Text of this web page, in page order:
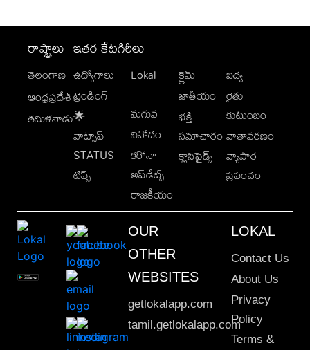
రాష్ట్రాలు
తెలంగాణ
ఆంధ్రప్రదేశ్
తమిళనాడు
ఇతర కేటగిరీలు
ఉద్యోగాలు
ట్రెండింగ్
🌟
వాట్సాప్
STATUS
టిప్స్
Lokal
-
మగువ
వినోదం
కరోనా
అప్‌డేట్స్
రాజకీయం
క్రైమ్
జాతీయం
భక్తి
సమాచారం
క్లాసిఫైడ్స్
విద్య
రైతు
కుటుంబం
వాతావరణం
వ్యాపార
ప్రపంచం
OUR
OTHER
WEBSITES
getlokalapp.com
tamil.getlokalapp.com
LOKAL
Contact Us
About Us
Privacy
Policy
Terms &